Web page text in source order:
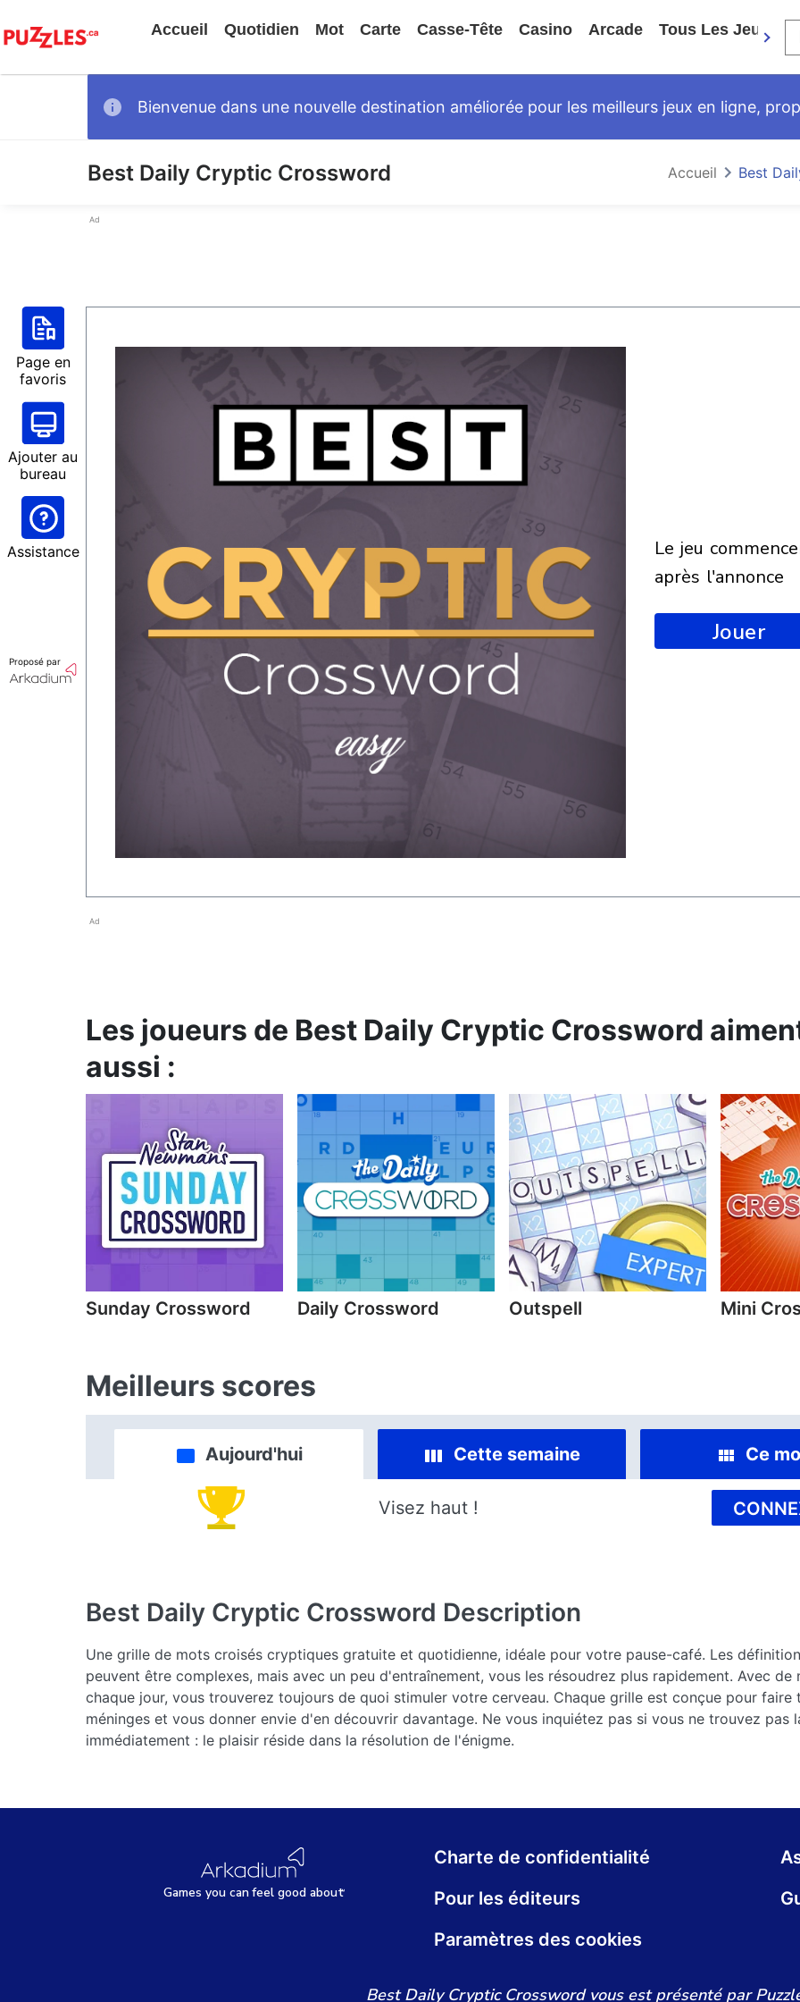
Accueil Quotidien Mot Carte Casse-Tête Casino Arcade Tous Les Jeux
Bienvenue dans une nouvelle destination améliorée pour les meilleurs jeux en ligne,
Best Daily Cryptic Crossword Accueil Best
Ad
Page en
favoris
Ajouter au
bureau
Assistance
Proposé par
le jeu commencera
après l'annonce
Jouer
Ad
Les joueurs de Best Daily Cryptic Crossword
aussi :
Sunday Crossword Daily Crossword Outspell Mini
Meilleurs scores
Aujourd'hui Cette semaine Ce
Visez haut !
Best Daily Cryptic Crossword Description
Une grille de mots croisés cryptiques gratuite et quotidienne, idéale pour votre pause-café. Les
peuvent être complexes, mais avec un peu d'entraînement, vous les résoudrez plus rapidement. Avec de
chaque jour, vous trouverez toujours de quoi stimuler votre cerveau. Chaque grille est conçue pour faire
méninges et vous donner envie d'en découvrir davantage. Ne vous inquiétez pas si vous ne trouvez pas
immédiatement : le plaisir réside dans la résolution de l'énigme.
Games you canfeel good about
Charte de confidentialité
Pour les éditeurs
Paramètres des cookies
Best Daily Cryptic Crossword vous est présenté par